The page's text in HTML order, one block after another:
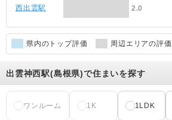
西出雲駅 2.0
県内のトップ評価 周辺エリアの評価
出雲神西駅(島根県)で住まいを探す
ワンルーム 1K 1LDK